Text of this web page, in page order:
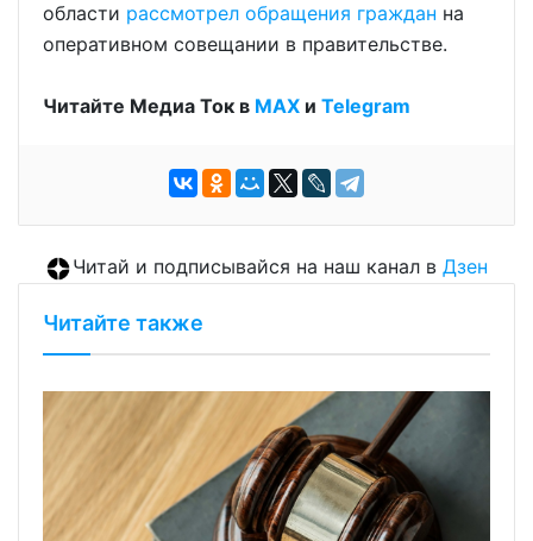
области рассмотрел обращения граждан на
оперативном совещании в правительстве.
Читайте Медиа Ток в МАХ и Telegram
Читай и подписывайся на наш канал в Дзен
Читайте также